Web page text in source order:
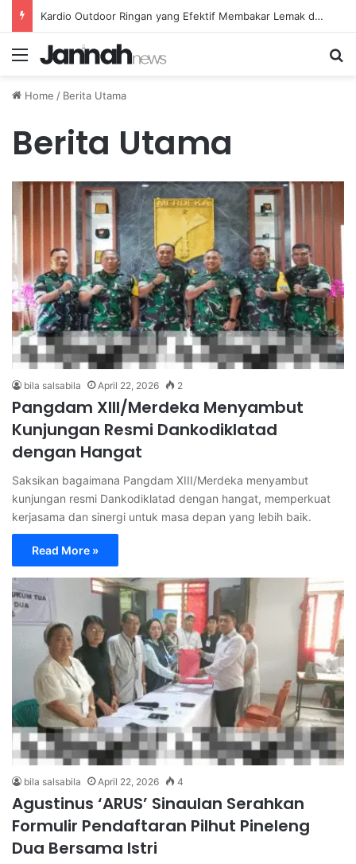
Kardio Outdoor Ringan yang Efektif Membakar Lemak dan Menyegarkan Tubuh Anda
Menu
Home / Berita Utama
Berita Utama
bila salsabila April 22, 2026 2
Pangdam XIII/Merdeka Menyambut
Kunjungan Resmi Dankodiklatad
dengan Hangat
Saksikan bagaimana Pangdam XIII/Merdeka menyambut
kunjungan resmi Dankodiklatad dengan hangat, memperkuat
kerjasama dan sinergi untuk masa depan yang lebih baik.
Read More »
bila salsabila April 22, 2026 4
Agustinus ‘ARUS’ Sinaulan Serahkan
Formulir Pendaftaran Pilhut Pineleng
Dua Bersama Istri